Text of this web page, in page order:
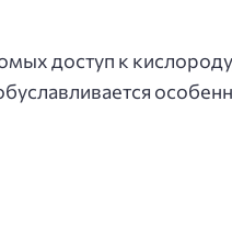
доступ к